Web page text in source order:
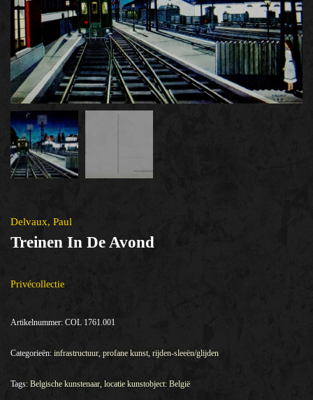
Delvaux, Paul
Treinen In De Avond
Privécollectie
Artikelnummer: COL 1761.001
Categorieën: infrastructuur profane kunst rijden-sleeën/glijden
Tags: Belgische kunstenaar locatie kunstobject: België